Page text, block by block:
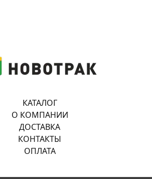
КАТАЛОГ
О КОМПАНИИ
ДОСТАВКА
КОНТАКТЫ
ОПЛАТА